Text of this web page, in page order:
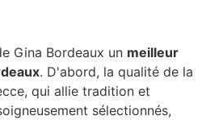
Gina Bordeaux un meilleur
. D'abord, la qualité de la
qui allie tradition et
sélectionnés,